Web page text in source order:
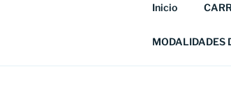
Inicio
MODALIDADES